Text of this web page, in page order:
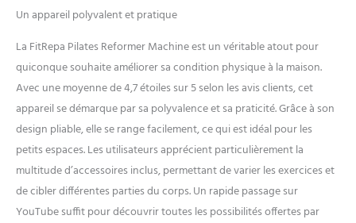
push-up et une planche de
polyvalent transforme vos
entraînements. Que vous
soyez un athlète débutant
ou expérimenté, c'est le
moyen idéal pour tonifier
votre cœur, brûler les
graisses et améliorer la
flexibilité, le tout dans le
confort de votre propre
maison Fitness On-the-Go :
dites adieu aux
Un appareil polyvalent et pratique
La FitRepa Pilates Reformer Machine est un véritable atout pour
quiconque souhaite améliorer sa condition physique à la maison.
Avec une moyenne de 4,7 étoiles sur 5 selon les avis clients, cet
appareil se démarque par sa polyvalence et sa praticité. Grâce à son
design pliable, elle se range facilement, ce qui est idéal pour les
petits espaces. Les utilisateurs apprécient particulièrement la
multitude d’accessoires inclus, permettant de varier les exercices et
de cibler différentes parties du corps. Un rapide passage sur
YouTube suffit pour découvrir toutes les possibilités offertes par